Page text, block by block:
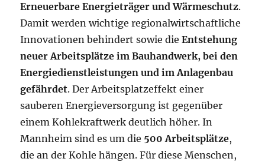
Erneuerbare Energieträger und Wärmeschutz.
Damit werden wichtige regionalwirtschaftliche
Innovationen behindert sowie dieEntstehung
neuer Arbeitsplätze im Bauhandwerk, bei den
Energiedienstleistungen und im Anlagenbau
gefährdet. Der Arbeitsplatzeffekt einer
sauberen Energieversorgung ist gegenüber
einem Kohlekraftwerk deutlich höher. In
Mannheim sind es um die 500 Arbeitsplätze,
die an der Kohle hängen. Für diese Menschen,